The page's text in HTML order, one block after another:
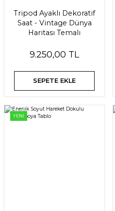
Tripod Ayaklı Dekoratif
Saat - Vintage Dünya
Haritası Temalı
9.250,00 TL
SEPETE EKLE
YENİ